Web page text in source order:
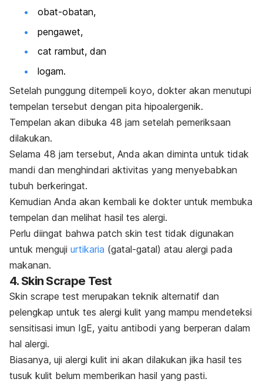
obat-obatan,
pengawet,
cat rambut, dan
logam.
Setelah punggung ditempeli koyo, dokter akan menutupi
tempelan tersebut dengan pita hipoalergenik.
Tempelan akan dibuka 48 jam setelah pemeriksaan
dilakukan.
Selama 48 jam tersebut, Anda akan diminta untuk tidak
mandi dan menghindari aktivitas yang menyebabkan
tubuh berkeringat.
Kemudian Anda akan kembali ke dokter untuk membuka
tempelan dan melihat hasil tes alergi.
Perlu diingat bahwa patch skin test tidak digunakan
untuk menguji urtikaria (gatal-gatal) atau alergi pada
makanan.
4. Skin Scrape Test
Skin scrape test merupakan teknik alternatif dan
pelengkap untuk tes alergi kulit yang mampu mendeteksi
sensitisasi imun IgE, yaitu antibodi yang berperan dalam
hal alergi.
Biasanya, uji alergi kulit ini akan dilakukan jika hasil tes
tusuk kulit belum memberikan hasil yang pasti.